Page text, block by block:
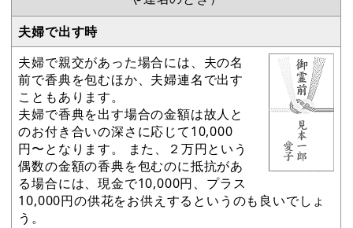
夫婦で出す時
夫婦で親交があった場合には、夫の名
前で香典を包むほか、夫婦連名で出す
こともあります。
夫婦で香典を出す場合の金額は故人と
のお付き合いの深さに応じて10,000
円〜となります。 また、２万円という
偶数の金額の香典を包むのに抵抗があ
る場合には、現金で10,000円、プラス
10,000円の供花をお供えするというのも良いでしょ
う。